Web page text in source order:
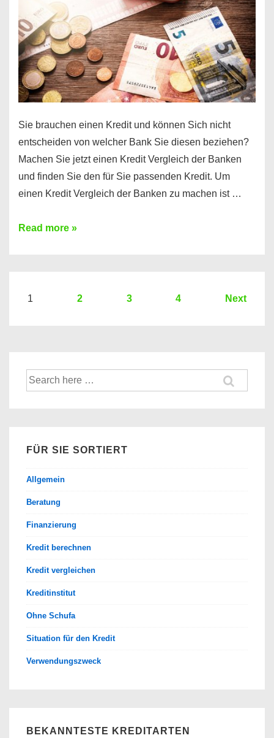
Euro
Kredit
finden
Sie brauchen einen Kredit und können Sich nicht
entscheiden von welcher Bank Sie diesen beziehen?
Machen Sie jetzt einen Kredit Vergleich der Banken
und finden Sie den für Sie passenden Kredit. Um
einen Kredit Vergleich der Banken zu machen ist …
Sie
Hier
Banken
Read more »
Seitennummerierung
1 2 3 4 Next
Suche
nach:
FÜR SIE SORTIERT
Allgemein
Beratung
Finanzierung
Kredit berechnen
Kredit vergleichen
Kreditinstitut
Ohne Schufa
Situation für den Kredit
Verwendungszweck
BEKANNTESTE KREDITARTEN